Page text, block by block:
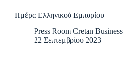
Ημέρα Ελληνικού Εμπορίου
Press Room Cretan Business
22 Σεπτεμβρίου 2023